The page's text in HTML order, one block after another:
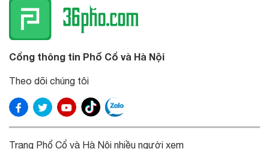
Cổng thông tin Phố Cổ và Hà Nội
Theo dõi chúng tôi
Trang Phố Cổ và Hà Nội nhiều người xem